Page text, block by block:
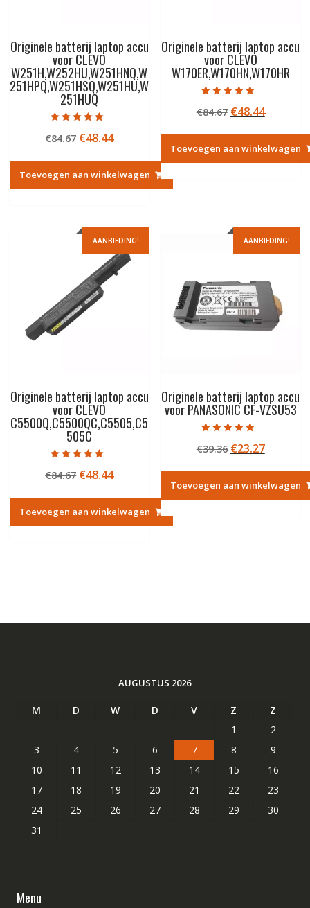
Originele batterij laptop accu
voor CLEVO
W251H,W252HU,W251HNQ,W
251HPQ,W251HSQ,W251HU,W
251HUQ
5.00
uit 5
€84.67 Oorspronkelijke
was:
€84.67.
€48.44Huidige
is:
€48.44.
Toevoegen aan winkelwagen
Originele batterij laptop accu
voor CLEVO
W170ER,W170HN,W170HR
4.50
uit 5
€84.67
was:
€84.67.
€48.44Huidige
is:
€48.44.
Toevoegen aan winkelwagen
AANBIEDING!
Originele batterij laptop accu
voor CLEVO
C5500Q,C5500QC,C5505,C5
505C
5.00
uit 5
€84.67 Oorspronkelijke
was:
€84.67.
€48.44Huidige
is:
€48.44.
Toevoegen aan winkelwagen
AANBIEDING!
Originele batterij laptop accu
voor PANASONIC CF-VZSU53
5.00
uit 5
€39.36
was:
€39.36.
€23.27Huidige
is:
€23.27.
Toevoegen aan winkelwagen
AUGUSTUS 2026
M D W D V Z
Z
1
2
3
4 5 6 7 8
9
10
11 12 13 14 15
16
17
18 19 20 21 22
23
24
25 26 27 28 29
30
31
Menu